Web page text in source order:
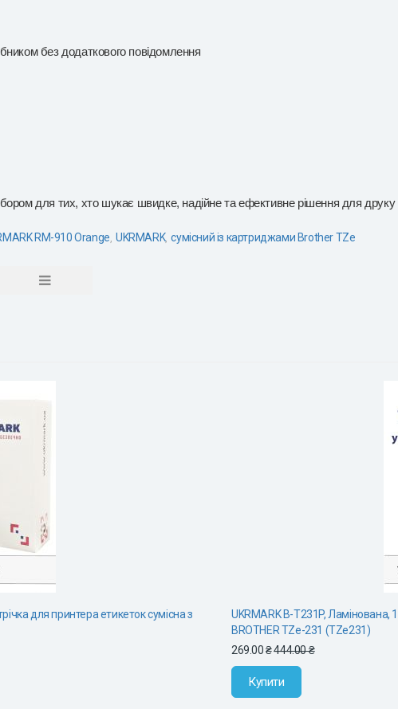
без додаткового повідомлення
для тих, хто шукає швидке, надійне та ефективне рішення для друку
RM-910 Orange, UKRMARK, сумісний із картриджами Brother TZe
для принтера етикеток сумісна з
UKRMARK B-T231P, Ламінована,
BROTHER TZe-231 (TZe231)
269.00 ₴444.00 ₴
Купити